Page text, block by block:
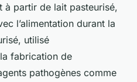
à partir de lait pasteurisé,
l’alimentation durant la
utilisé
fabrication de
pathogènes comme